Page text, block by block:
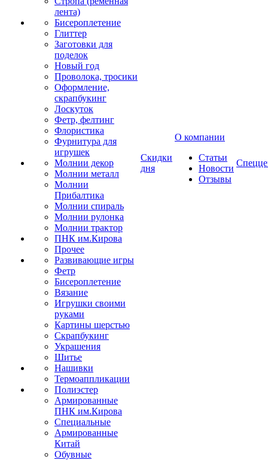
лента)
Бисероплетение
Глиттер
Заготовки для
поделок
Новый год
Проволока, тросики
Оформление,
скрапбукинг
Лоскуток
Фетр, фелтинг
Флористика
Фурнитура для
игрушек
Молнии декор
Молнии металл
Молнии
Прибалтика
Молнии спираль
Молнии рулонка
Молнии трактор
ПНК им.Кирова
Прочее
Развивающие игры
Фетр
Бисероплетение
Вязание
Игрушки своими
руками
Картины шерстью
Скрапбукинг
Украшения
Шитье
Нашивки
Термоаппликации
Полиэстер
Армированные
ПНК им.Кирова
Специальные
Армированные
Китай
Обувные
Скидки
дня
О компании
Статьи
Новости
Отзывы